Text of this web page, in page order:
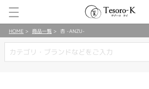
HOME 商品一覧 杏 -ANZU-